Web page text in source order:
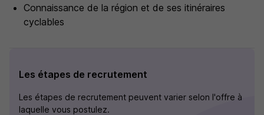
Connaissance de la région et de ses itinéraires
cyclables
Les étapes de recrutement
Les étapes de recrutement peuvent varier selon l'offre à
laquelle vous postulez.